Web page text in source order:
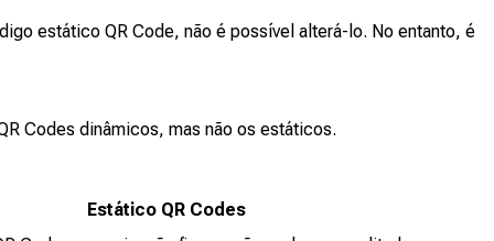
estático QR Code, não é possível alterá-lo. No entanto, é
Codes dinâmicos, mas não os estáticos.
Estático QR Codes